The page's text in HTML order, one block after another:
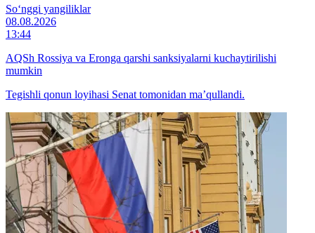
So‘nggi yangiliklar
08.08.2026
13:44
AQSh Rossiya va Eronga qarshi sanksiyalarni kuchaytirilishi
mumkin
Tegishli qonun loyihasi Senat tomonidan ma’qullandi.